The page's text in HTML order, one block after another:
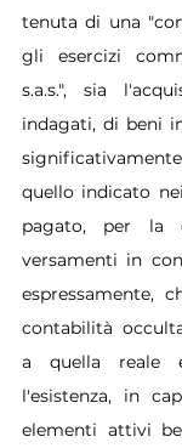
tenuta di una
gli esercizi
s.a.s.", sia
indagati, di beni
quello indicato
pagato, per la
versamenti in
espressamente,
contabilità
a quella reale
l'esistenza, in
elementi attivi